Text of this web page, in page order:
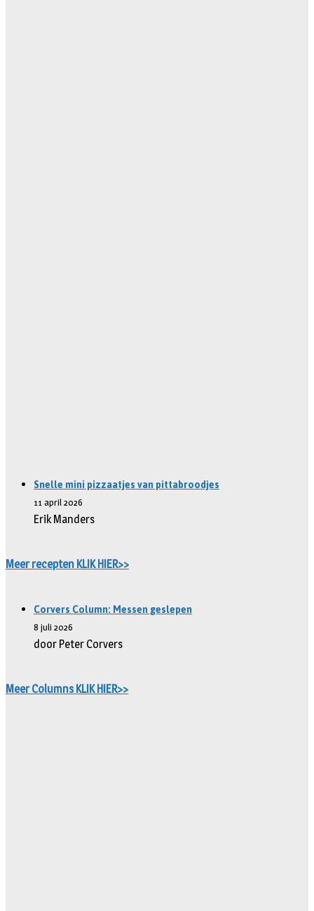
Snelle mini pizzaatjes van pittabroodjes
11 april 2026
Erik Manders
Meer recepten KLIK HIER>>
Corvers Column: Messen geslepen
8 juli 2026
door Peter Corvers
Meer Columns KLIK HIER>>